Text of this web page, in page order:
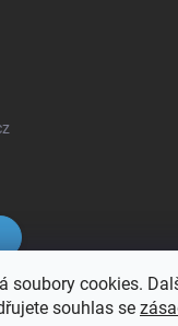
soubory cookies.
souhlas se